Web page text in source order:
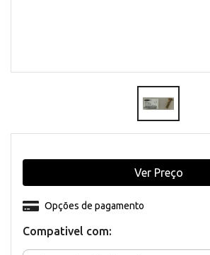
Compativel com:
Opções de pagamento
Ver Preço